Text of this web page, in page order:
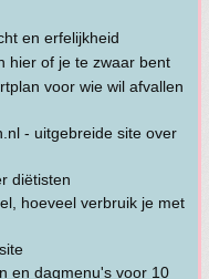
en erfelijkheid
hier of je te zwaar bent
voor wie wil afvallen
- uitgebreide site over
diëtisten
hoeveel verbruik je met
en dagmenu's voor 10